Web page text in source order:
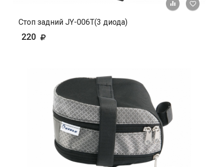
+ К
Стоп задний JY-006Т(3 диода)
220